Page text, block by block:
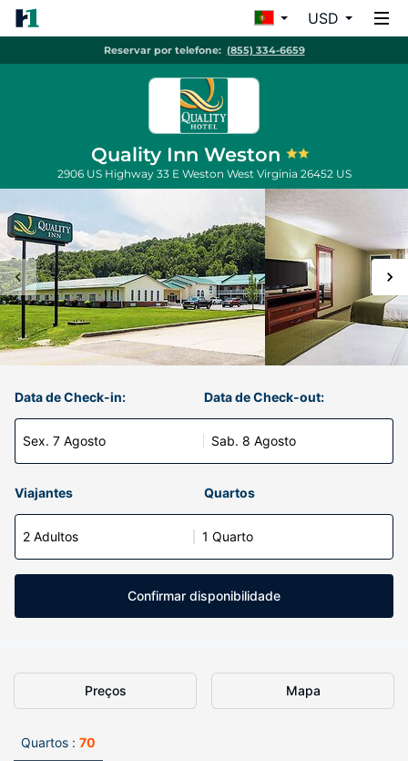
USD
Reservar por telefone: (855) 334-6659
Quality Inn Weston
2906 US Highway 33 E Weston West Virginia 26452 US
Data de Check-in:
Sex. 7 Agosto
Data de Check-out:
Sab. 8 Agosto
Viajantes Quartos
2 Adultos 1 Quarto
Confirmar disponibilidade
Preços Mapa
Quartos : 70